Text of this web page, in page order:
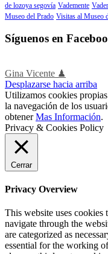
de lozoya segovía Vademente
Museo del Prado Visitas al Museo
Síguenos en
Gina Vicente ♟
Desplazarse hacia arriba
Utilizamos cookies
la navegación de los
obtenerMas Información.
Privacy & Cookies Policy
Cerrar
Privacy Overview
This website uses
navigate through the
are categorized as
essential for the working